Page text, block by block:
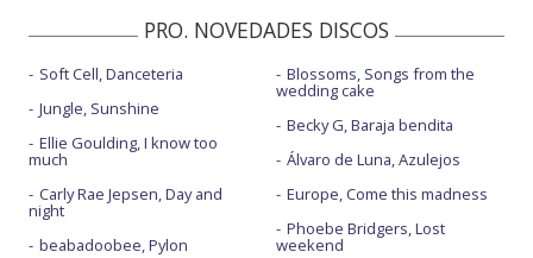
PRO. NOVEDADES DISCOS
Soft Cell, Danceteria
Jungle, Sunshine
Ellie Goulding, I know too
much
Carly Rae Jepsen, Day and
night
beabadoobee, Pylon
Blossoms, Songs from the
wedding cake
Becky G, Baraja bendita
Álvaro de Luna, Azulejos
Europe, Come this madness
Phoebe Bridgers, Lost
weekend